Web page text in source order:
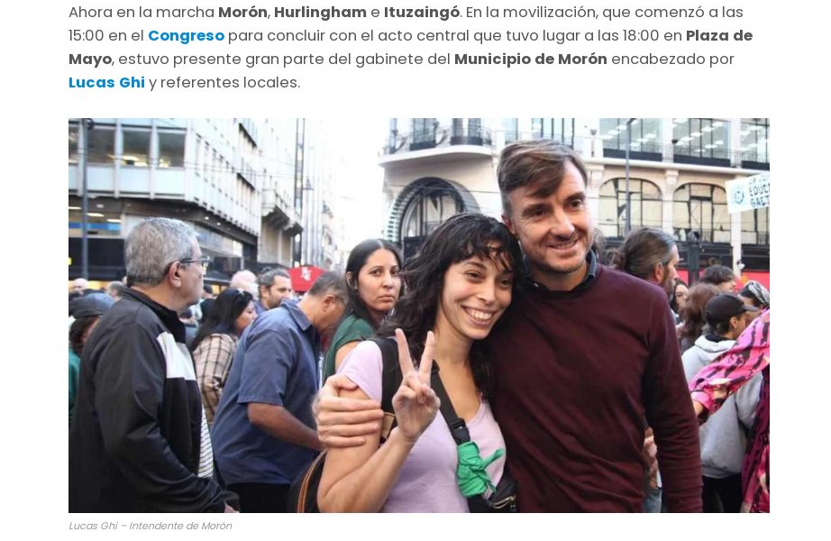
Ahora en la marcha Morón, Hurlingham e Ituzaingó. En la movilización, que comenzó a las
15:00 en el Congreso para concluir con el acto central que tuvo lugar a las 18:00 en Plaza de
Mayo, estuvo presente gran parte del gabinete del Municipio de Morón encabezado por
Lucas Ghi y referentes locales.
Lucas Ghi – Intendente de Morón